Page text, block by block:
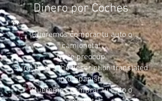
Dinero por Coches
¡Que
¡Queremos comprar tu auto o
camioneta!
No te preocup
Sure! Here’s the description translated
into Spanish:
¡Queremos comprar tu auto o